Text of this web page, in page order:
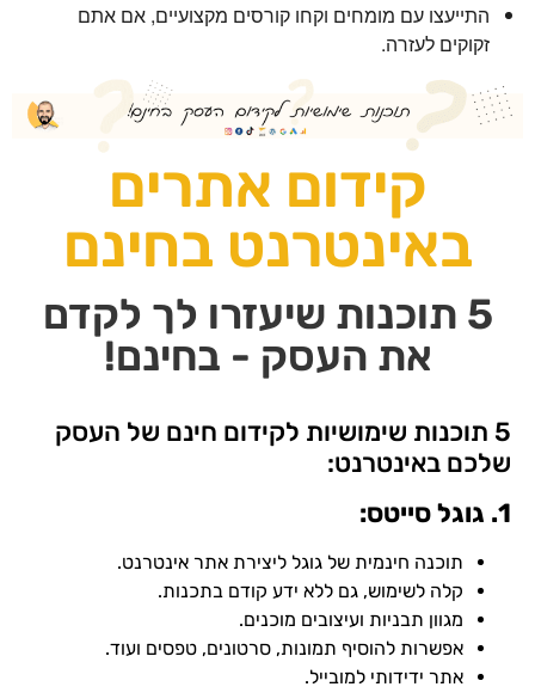
התייעצו עם מומחים וקחו קורסים מקצועיים, אם אתם
זקוקים לעזרה.
קידום אתרים
באינטרנט בחינם
5 תוכנות שיעזרו לך לקדם
את העסק - בחינם!
5 תוכנות שימושיות לקידום חינם של העסק
שלכם באינטרנט:
1. גוגל סייטס:
תוכנה חינמית של גוגל ליצירת אתר אינטרנט.
קלה לשימוש, גם ללא ידע קודם בתכנות.
מגוון תבניות ועיצובים מוכנים.
אפשרות להוסיף תמונות, סרטונים, טפסים ועוד.
אתר ידידותי למובייל.